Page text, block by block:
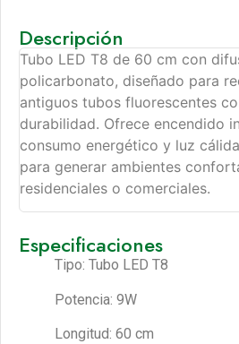
Descripción
Tubo LED T8 de 60 cm con
policarbonato, diseñado para
antiguos tubos fluorescentes
durabilidad. Ofrece encendido
consumo energético y luz
para generar ambientes
residenciales o comerciales.
Especificaciones
Tipo: Tubo LED T8
Potencia: 9W
Longitud: 60 cm